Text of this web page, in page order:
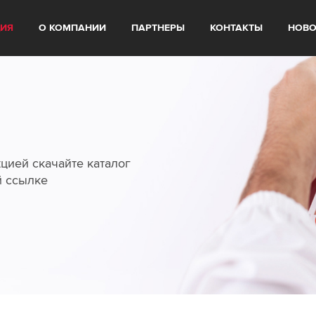
О КОМПАНИИ ПАРТНЕРЫ КОНТАКТЫ
скачайте каталог
ссылке